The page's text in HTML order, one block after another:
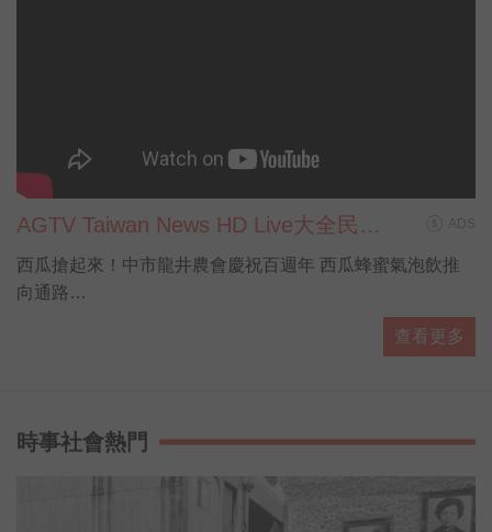
AGTV Taiwan News HD Live大全民前
衛新聞HD直播
西瓜搶起來！中市龍井農會慶祝百週年 西瓜蜂蜜氣泡飲推
向通路
查看更多
時事社會熱門